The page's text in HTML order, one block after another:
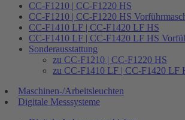
CC-F1210 | CC-F1220 HS
CC-F1210 | CC-F1220 HS
CC-F1410 LF | CC-F1420 LF HS
CC-F1410 LF | CC-F1420 LF HS
Sonderausstattung
zu CC-F1210 | CC-F1220 HS
zu CC-F1410 LF | CC-F1420 LF
Maschinen-/Arbeitsleuchten
Digitale Messsysteme